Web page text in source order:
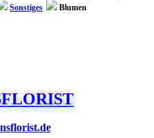
Sonstiges Blumen